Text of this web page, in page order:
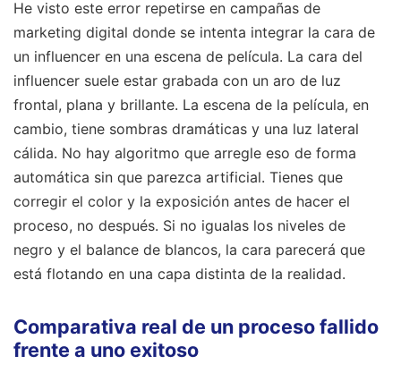
He visto este error repetirse en campañas de
marketing digital donde se intenta integrar la cara de
un influencer en una escena de película. La cara del
influencer suele estar grabada con un aro de luz
frontal, plana y brillante. La escena de la película, en
cambio, tiene sombras dramáticas y una luz lateral
cálida. No hay algoritmo que arregle eso de forma
automática sin que parezca artificial. Tienes que
corregir el color y la exposición antes de hacer el
proceso, no después. Si no igualas los niveles de
negro y el balance de blancos, la cara parecerá que
está flotando en una capa distinta de la realidad.
Comparativa real de un proceso fallido
frente a uno exitoso